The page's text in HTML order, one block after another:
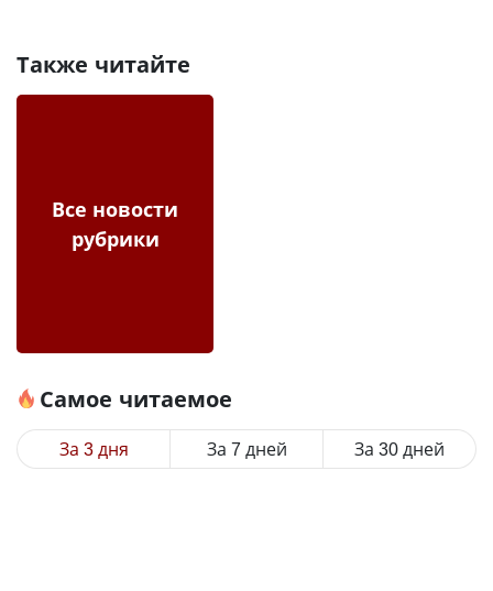
Также читайте
Все новости
рубрики
Самое читаемое
За 3 дня За 7 дней За 30 дней